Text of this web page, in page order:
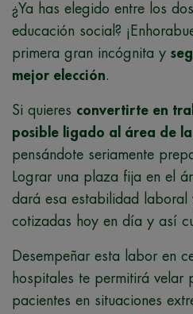
¿Ya has elegido entre los
educación social?
primera gran incógnita y
mejor elección.
Si quieres convertirte en
posible ligado al área de
pensándote seriamente
Lograr una plaza fija en el
dará esa estabilidad laboral
cotizadas hoy en día y así
Desempeñar esta labor en
hospitales te permitirá velar
pacientes en situaciones